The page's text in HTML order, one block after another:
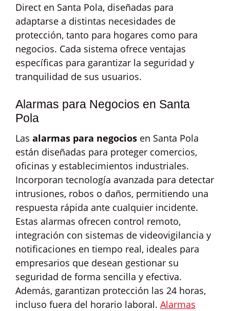
Direct en Santa Pola, diseñadas para
adaptarse a distintas necesidades de
protección, tanto para hogares como para
negocios. Cada sistema ofrece ventajas
específicas para garantizar la seguridad y
tranquilidad de sus usuarios.
Alarmas para Negocios en Santa
Pola
Las alarmas para negocios en Santa Pola
están diseñadas para proteger comercios,
oficinas y establecimientos industriales.
Incorporan tecnología avanzada para detectar
intrusiones, robos o daños, permitiendo una
respuesta rápida ante cualquier incidente.
Estas alarmas ofrecen control remoto,
integración con sistemas de videovigilancia y
notificaciones en tiempo real, ideales para
empresarios que desean gestionar su
seguridad de forma sencilla y efectiva.
Además, garantizan protección las 24 horas,
incluso fuera del horario laboral. Alarmas